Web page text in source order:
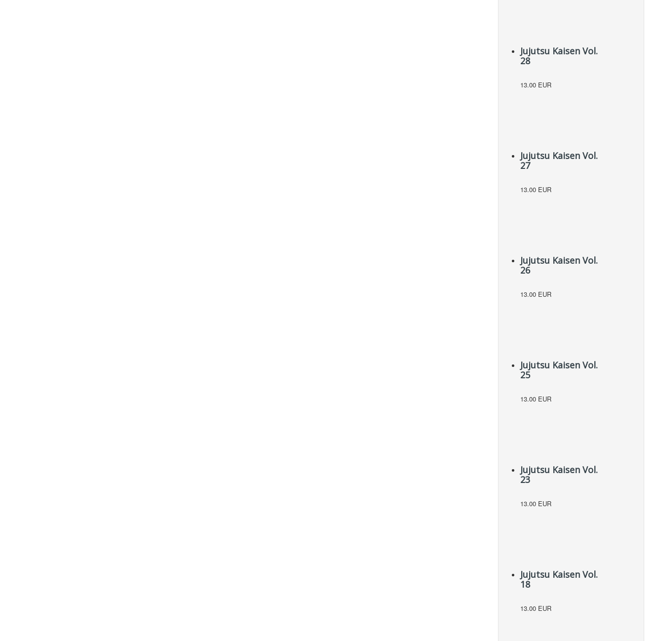
Jujutsu Kaisen Vol.
28
13.00 EUR
Jujutsu Kaisen Vol.
27
13.00 EUR
Jujutsu Kaisen Vol.
26
13.00 EUR
Jujutsu Kaisen Vol.
25
13.00 EUR
Jujutsu Kaisen Vol.
23
13.00 EUR
Jujutsu Kaisen Vol.
18
13.00 EUR